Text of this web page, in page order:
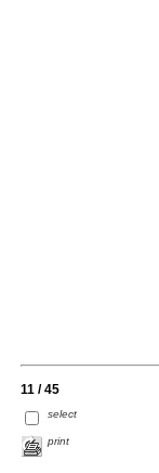
11 / 45
select
print